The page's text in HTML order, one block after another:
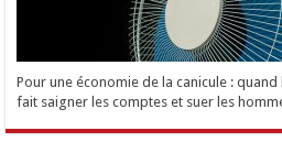
Pour une économie de la canicule : quand
fait saigner les comptes et suer les